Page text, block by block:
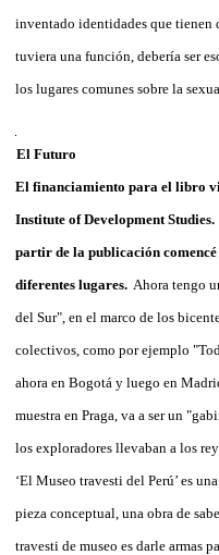
inventado identidades que tienen
tuviera una función, debería ser
los lugares comunes sobre la
El Futuro
El financiamiento para el libro
Institute of Development
partir de la publicación
diferentes lugares. Ahora tengo
del Sur", en el marco de los
colectivos, como por ejemplo
ahora en Bogotá y luego en
muestra en Praga, va a ser un
los exploradores llevaban a los
‘El Museo travesti del Perú’ es
pieza conceptual, una obra de
travesti de museo es darle armas